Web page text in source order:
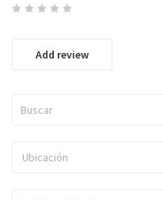
Add review